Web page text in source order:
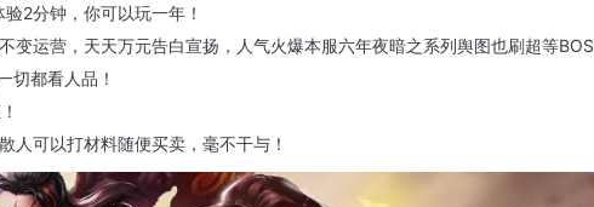
2分钟，你可以玩一年！
变运营，天天万元告白宣扬，人气火爆本服六年夜暗之系列舆图也刷超等BOS
切都看人品！
人可以打材料随便买卖，毫不干与！